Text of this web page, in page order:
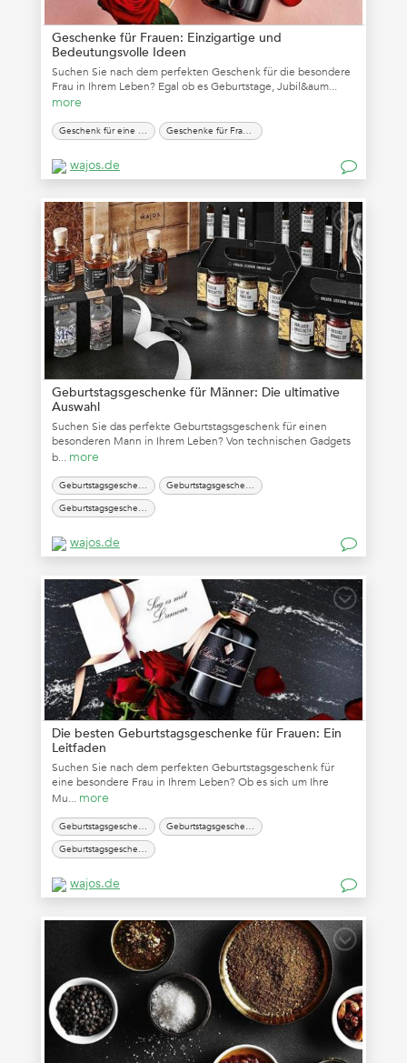
Geschenke für Frauen: Einzigartige und
Bedeutungsvolle Ideen
Suchen Sie nach dem perfekten Geschenk für die besondere
Frau in Ihrem Leben? Egal ob es Geburtstage, Jubil&aum...
more
Geschenk für eine Frau Geschenke für Frauen
wajos.de
Geburtstagsgeschenke für Männer: Die ultimative
Auswahl
Suchen Sie das perfekte Geburtstagsgeschenk für einen
besonderen Mann in Ihrem Leben? Von technischen Gadgets
b... more
Geburtstagsgeschenk für den Freund
Geburtstagsgeschenk für einen Mann
Geburtstagsgeschenke für Männer
wajos.de
Die besten Geburtstagsgeschenke für Frauen: Ein
Leitfaden
Suchen Sie nach dem perfekten Geburtstagsgeschenk für
eine besondere Frau in Ihrem Leben? Ob es sich um Ihre
Mu... more
Geburtstagsgeschenk für die Freundin
Geburtstagsgeschenk für eine Frau
Geburtstagsgeschenke für Frauen
wajos.de